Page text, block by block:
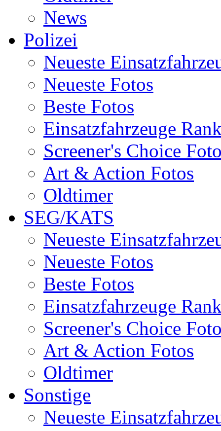
News
Polizei
Neueste
Neueste Fotos
Beste Fotos
Einsatzfahrzeuge
Screener's Choice
Art & Action Fotos
Oldtimer
SEG/KATS
Neueste
Neueste Fotos
Beste Fotos
Einsatzfahrzeuge
Screener's Choice
Art & Action Fotos
Oldtimer
Sonstige
Neueste